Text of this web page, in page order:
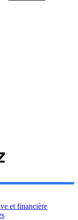
et financière